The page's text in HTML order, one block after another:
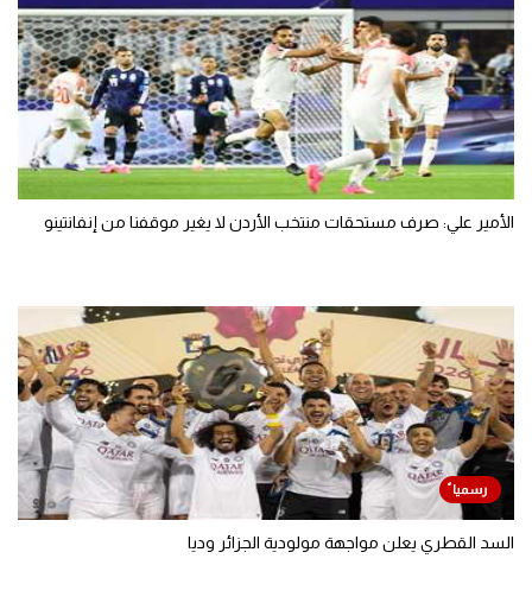
الأمير علي: صرف مستحقات منتخب الأردن لا يغير موقفنا من إنفانتينو
السد القطري يعلن مواجهة مولودية الجزائر وديا